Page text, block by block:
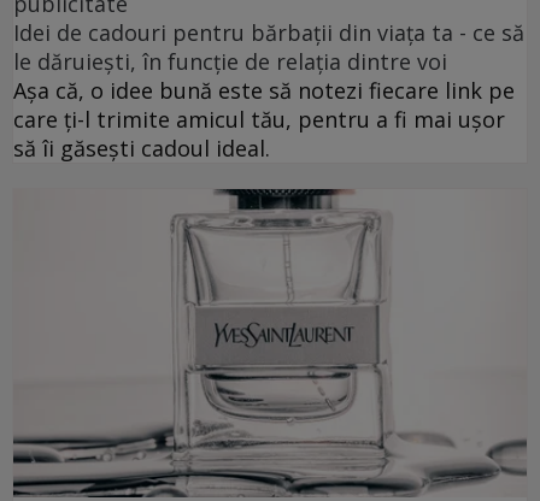
Idei de cadouri pentru bărbații din viața ta - ce să
le dăruiești, în funcție de relația dintre voi
Așa că, o idee bună este să notezi fiecare link pe
care ți-l trimite amicul tău, pentru a fi mai ușor
să îi găsești cadoul ideal.